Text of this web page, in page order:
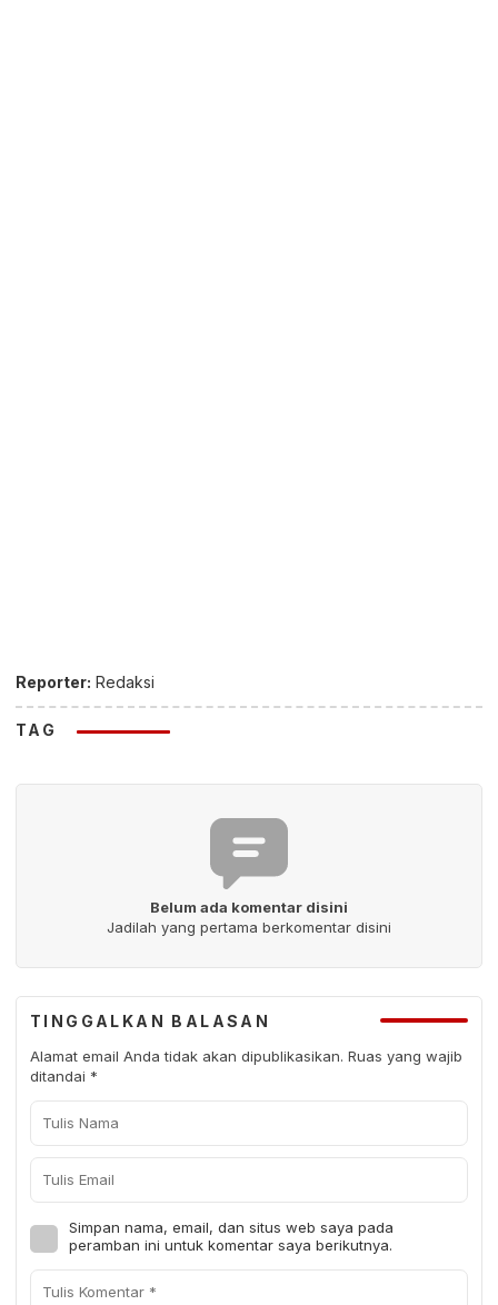
Reporter: Redaksi
TAG
Belum ada komentar disini
Jadilah yang pertama berkomentar disini
TINGGALKAN BALASAN
Alamat email Anda tidak akan dipublikasikan. Ruas yang wajib
ditandai *
Simpan nama, email, dan situs web saya pada
peramban ini untuk komentar saya berikutnya.